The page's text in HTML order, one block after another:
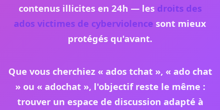
contenus illicites en 24h — les droits des
ados victimes de cyberviolence sont mieux
protégés qu'avant.
Que vous cherchiez « ados tchat», « ado chat
» ou « adochat », l'objectif reste le même :
trouver un espace de discussion adapté à